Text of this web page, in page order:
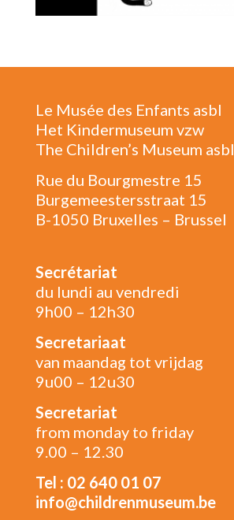
Le Musée des Enfants asbl
Het Kindermuseum vzw
The Children’s Museum asbl
Rue du Bourgmestre 15
Burgemeestersstraat 15
B-1050 Bruxelles – Brussel
Secrétariat
du lundi au vendredi
9h00 – 12h30
Secretariaat
van maandag tot vrijdag
9u00 – 12u30
Secretariat
from monday to friday
9.00 – 12.30
Tel : 02 640 01 07
info@childrenmuseum.be